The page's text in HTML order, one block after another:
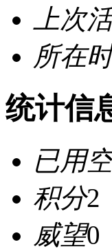
上次
所在
统计信
已用
积分2
威望0